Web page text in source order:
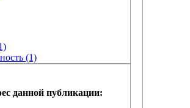
(1)
данной публикации: